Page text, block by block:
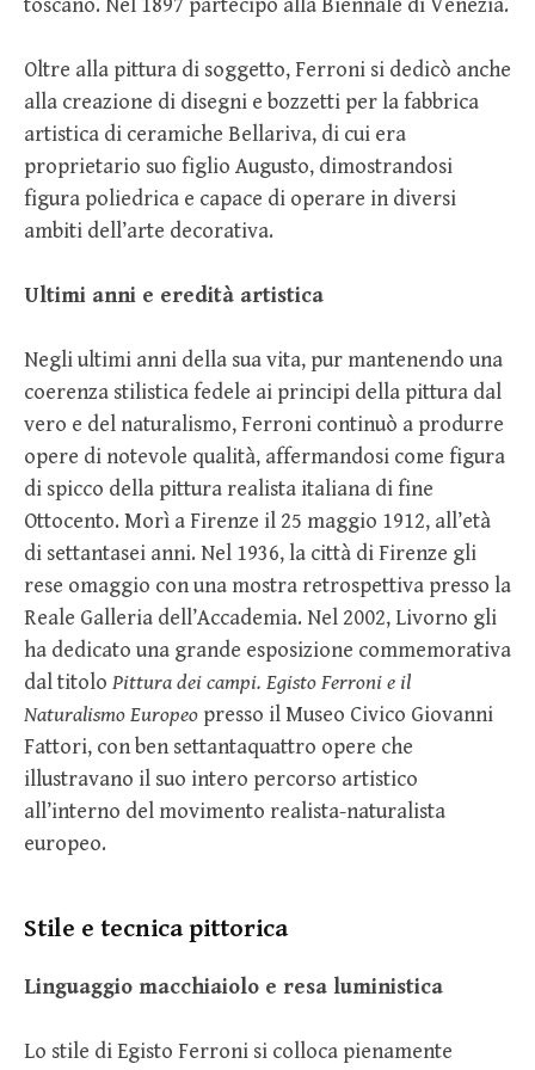
toscano. Nel 1897 partecipò alla Biennale di Venezia.
Oltre alla pittura di soggetto, Ferroni si dedicò anche
alla creazione di disegni e bozzetti per la fabbrica
artistica di ceramiche Bellariva, di cui era
proprietario suo figlio Augusto, dimostrandosi
figura poliedrica e capace di operare in diversi
ambiti dell’arte decorativa.
Ultimi anni e eredità artistica
Negli ultimi anni della sua vita, pur mantenendo una
coerenza stilistica fedele ai principi della pittura dal
vero e del naturalismo, Ferroni continuò a produrre
opere di notevole qualità, affermandosi come figura
di spicco della pittura realista italiana di fine
Ottocento. Morì a Firenze il 25 maggio 1912, all’età
di settantasei anni. Nel 1936, la città di Firenze gli
rese omaggio con una mostra retrospettiva presso la
Reale Galleria dell’Accademia. Nel 2002, Livorno gli
ha dedicato una grande esposizione commemorativa
dal titolo Pittura dei campi. Egisto Ferroni e il
Naturalismo Europeo presso il Museo Civico Giovanni
Fattori, con ben settantaquattro opere che
illustravano il suo intero percorso artistico
all’interno del movimento realista-naturalista
europeo.
Stile e tecnica pittorica
Linguaggio macchiaiolo e resa luministica
Lo stile di Egisto Ferroni si colloca pienamente